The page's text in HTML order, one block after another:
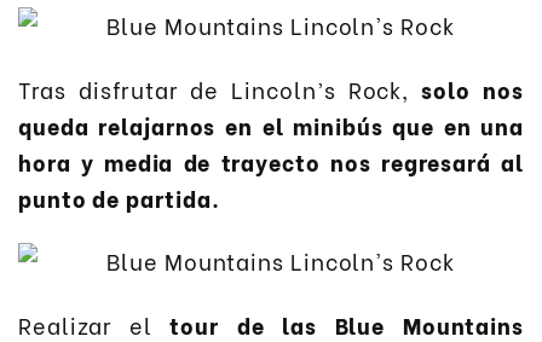
Tras disfrutar de Lincoln’s Rock,solo nos
queda relajarnos en el minibús que en una
hora y media de trayecto nos regresará al
punto de partida.
Realizar eltour de las Blue Mountains